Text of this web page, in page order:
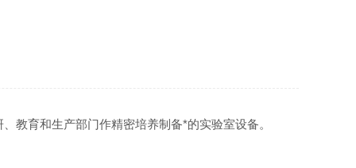
教育和生产部门作精密培养制备*的实验室设备。